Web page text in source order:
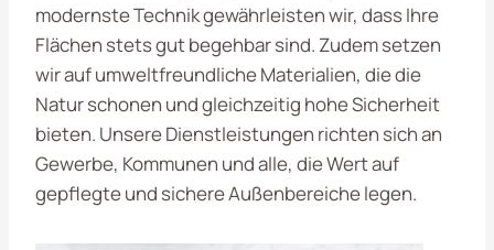
modernste Technik gewährleisten wir, dass Ihre
Flächen stets gut begehbar sind. Zudem setzen
wir auf umweltfreundliche Materialien, die die
Natur schonen und gleichzeitig hohe Sicherheit
bieten. Unsere Dienstleistungen richten sich an
Gewerbe, Kommunen und alle, die Wert auf
gepflegte und sichere Außenbereiche legen.